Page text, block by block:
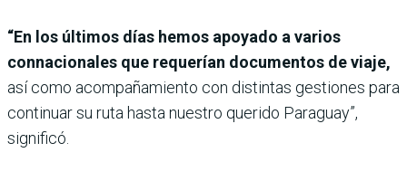
“En los últimos días hemos apoyado a varios
connacionales que requerían documentos de viaje,
así como acompañamiento con distintas gestiones para
continuar su ruta hasta nuestro querido Paraguay”,
significó.